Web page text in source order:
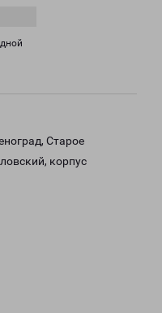
Старое
корпус